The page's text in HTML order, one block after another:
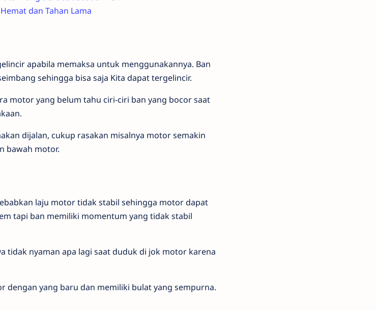
dan Tahan Lama
apabila memaksa untuk menggunakannya. Ban
sehingga bisa saja Kita dapat tergelincir.
motor yang belum tahu ciri-ciri ban yang bocor saat
dijalan, cukup rasakan misalnya motor semakin
bawah motor.
laju motor tidak stabil sehingga motor dapat
tapi ban memiliki momentum yang tidak stabil
tidak nyaman apa lagi saat duduk di jok motor karena
dengan yang baru dan memiliki bulat yang sempurna.